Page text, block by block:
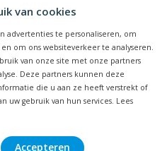
van cookies
advertenties te personaliseren, om
om ons websiteverkeer te analyseren.
van onze site met onze partners
Deze partners kunnen deze
die u aan ze heeft verstrekt of
uw gebruik van hun services. Lees
Accepteren
buitendraad